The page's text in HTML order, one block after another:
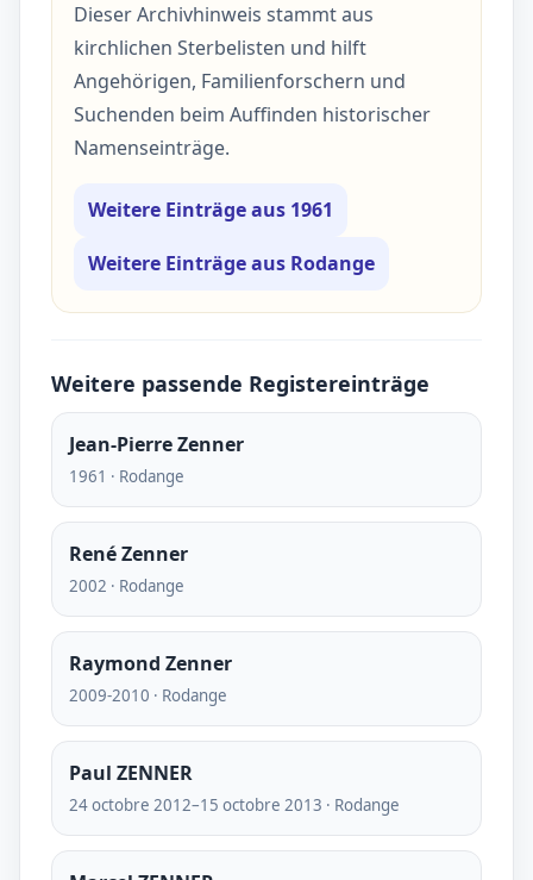
Dieser Archivhinweis stammt aus
kirchlichen Sterbelisten und hilft
Angehörigen, Familienforschern und
Suchenden beim Auffinden historischer
Namenseinträge.
Weitere Einträge aus 1961
Weitere Einträge aus Rodange
Weitere passende Registereinträge
Jean-Pierre Zenner
1961 · Rodange
René Zenner
2002 · Rodange
Raymond Zenner
2009-2010 · Rodange
Paul ZENNER
24 octobre 2012–15 octobre 2013 · Rodange